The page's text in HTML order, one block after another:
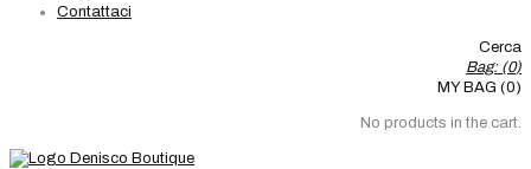
Contattaci
Cerca
Bag: (0)
MY BAG (0)
No products in the cart.